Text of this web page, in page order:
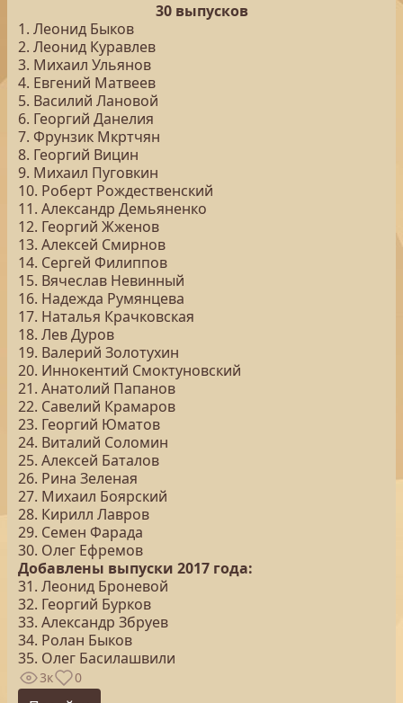
30 выпусков
1. Леонид Быков
2. Леонид Куравлев
3. Михаил Ульянов
4. Евгений Матвеев
5. Василий Лановой
6. Георгий Данелия
7. Фрунзик Мкртчян
8. Георгий Вицин
9. Михаил Пуговкин
10. Роберт Рождественский
11. Александр Демьяненко
12. Георгий Жженов
13. Алексей Смирнов
14. Сергей Филиппов
15. Вячеслав Невинный
16. Надежда Румянцева
17. Наталья Крачковская
18. Лев Дуров
19. Валерий Золотухин
20. Иннокентий Смоктуновский
21. Анатолий Папанов
22. Савелий Крамаров
23. Георгий Юматов
24. Виталий Соломин
25. Алексей Баталов
26. Рина Зеленая
27. Михаил Боярский
28. Кирилл Лавров
29. Семен Фарада
30. Олег Ефремов
Добавлены выпуски 2017 года:
31. Леонид Броневой
32. Георгий Бурков
33. Александр Збруев
34. Ролан Быков
35. Олег Басилашвили
3к 0